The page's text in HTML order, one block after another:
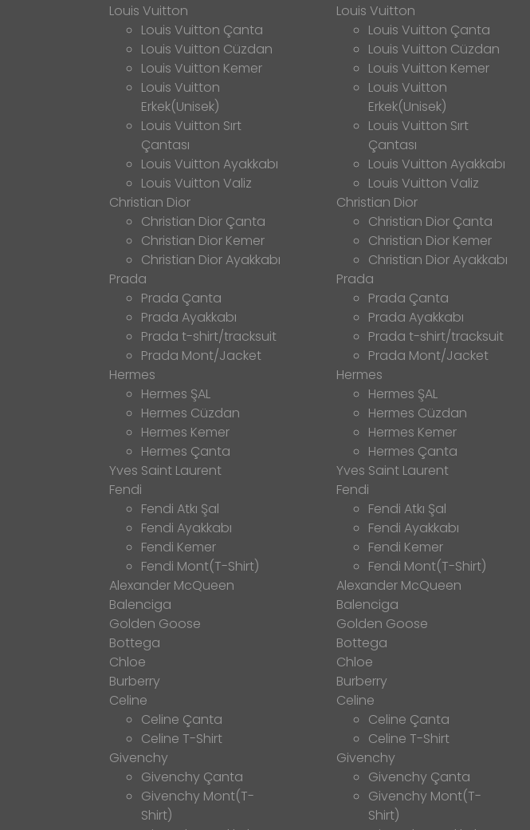
Louis Vuitton
Louis Vuitton Çanta
Louis Vuitton Cüzdan
Louis Vuitton Kemer
Louis Vuitton
Erkek(Unisek)
Louis Vuitton Sırt
Çantası
Louis Vuitton Ayakkabı
Louis Vuitton Valiz
Christian Dior
Christian Dior Çanta
Christian Dior Kemer
Christian Dior Ayakkabı
Prada
Prada Çanta
Prada Ayakkabı
Prada t-shirt/tracksuit
Prada Mont/Jacket
Hermes
Hermes ŞAL
Hermes Cüzdan
Hermes Kemer
Hermes Çanta
Yves Saint Laurent
Fendi
Fendi Atkı Şal
Fendi Ayakkabı
Fendi Kemer
Fendi Mont(T-Shirt)
Alexander McQueen
Balenciga
Golden Goose
Bottega
Chloe
Burberry
Celine
Celine Çanta
Celine T-Shirt
Givenchy
Givenchy Çanta
Givenchy Mont(T-
Shirt)
Louis Vuitton
Louis Vuitton Çanta
Louis Vuitton Cüzdan
Louis Vuitton Kemer
Louis Vuitton
Erkek(Unisek)
Louis Vuitton Sırt
Çantası
Louis Vuitton Ayakkabı
Louis Vuitton Valiz
Christian Dior
Christian Dior Çanta
Christian Dior Kemer
Christian Dior Ayakkabı
Prada
Prada Çanta
Prada Ayakkabı
Prada t-shirt/tracksuit
Prada Mont/Jacket
Hermes
Hermes ŞAL
Hermes Cüzdan
Hermes Kemer
Hermes Çanta
Yves Saint Laurent
Fendi
Fendi Atkı Şal
Fendi Ayakkabı
Fendi Kemer
Fendi Mont(T-Shirt)
Alexander McQueen
Balenciga
Golden Goose
Bottega
Chloe
Burberry
Celine
Celine Çanta
Celine T-Shirt
Givenchy
Givenchy Çanta
Givenchy Mont(T-
Shirt)